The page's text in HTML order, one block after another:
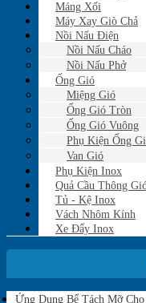
Máng Xối
Máy Xay Giò Chả
Nồi Nấu Điện
Nồi Nấu Cháo
Nồi Nấu Phở
Ống Gió
Miệng Gió
Ống Gió Tròn
Ống Gió Vuông
Phụ Kiện Ống
Van Gió
Phụ Kiện Inox
Quả Cầu Thông
Tủ - Kệ Inox
Vách Nhôm Kính
Xe Đẩy Inox
Ứng Dụng Bể Tách Mỡ